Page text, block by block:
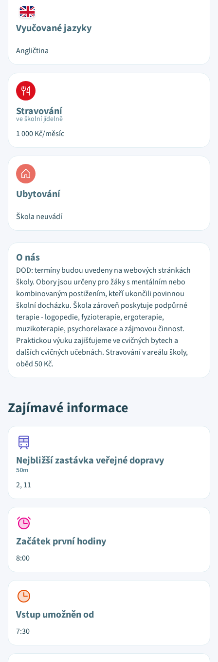
Vyučované jazyky
Angličtina
Stravování
ve školní jídelně
1 000Kč/měsíc
Ubytování
Škola neuvádí
O nás
DOD: termíny budou uvedeny na webových stránkách
školy. Obory jsou určeny pro žáky s mentálním nebo
kombinovaným postižením, kteří ukončili povinnou
školní docházku. Škola zároveň poskytuje podpůrné
terapie - logopedie, fyzioterapie, ergoterapie,
muzikoterapie, psychorelaxace a zájmovou činnost.
Praktickou výuku zajišťujeme ve cvičných bytech a
dalších cvičných učebnách. Stravování v areálu školy,
oběd 50 Kč.
Zajímavé informace
Nejbližší zastávka veřejné dopravy
50m
2, 11
Začátek první hodiny
8:00
Vstup umožněn od
7:30